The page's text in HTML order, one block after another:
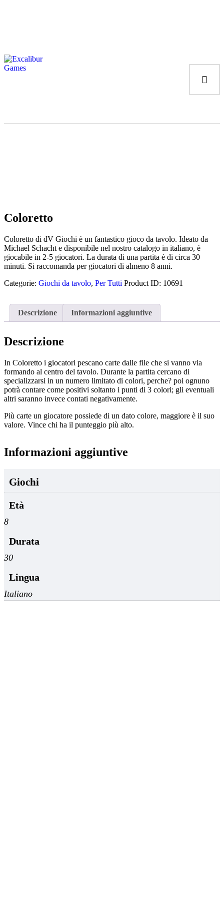
Giochi di Ruolo
Coloretto
Coloretto di dV Giochi è un fantastico gioco da tavolo. Ideato da
Michael Schacht e disponibile nel nostro catalogo in italiano, è
giocabile in 2-5 giocatori. La durata di una partita è di circa 30
minuti. Si raccomanda per giocatori di almeno 8 anni.
Categorie: Giochi da tavolo, Per Tutti Product ID: 10691
Descrizione Informazioni aggiuntive
Descrizione
In Coloretto i giocatori pescano carte dalle file che si vanno via
formando al centro del tavolo. Durante la partita cercano di
specializzarsi in un numero limitato di colori, perche? poi ognuno
potrà contare come positivi soltanto i punti di 3 colori; gli eventuali
altri saranno invece contati negativamente.
Più carte un giocatore possiede di un dato colore, maggiore è il suo
valore. Vince chi ha il punteggio più alto.
Informazioni aggiuntive
Giochi
Età
8
Durata
30
Lingua
Italiano